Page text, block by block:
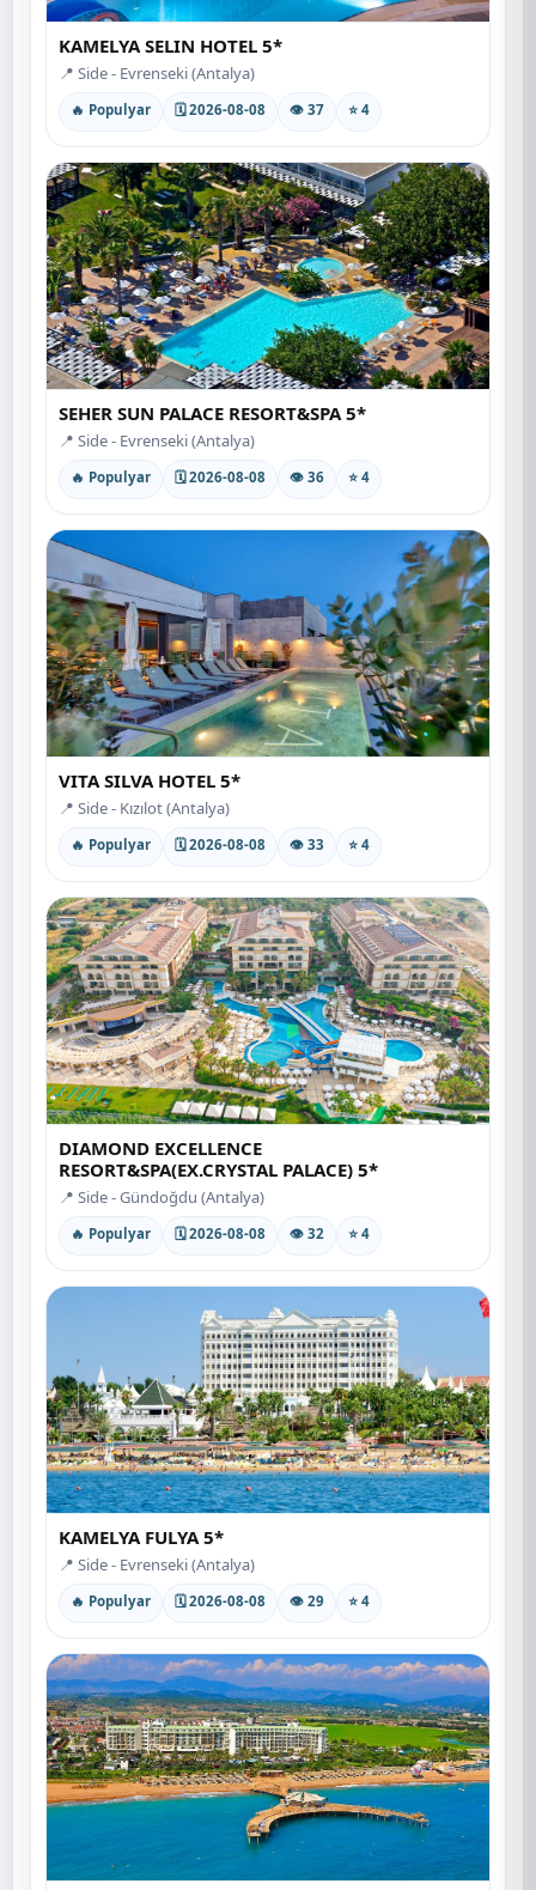
KAMELYA SELIN HOTEL 5*
📍 Side - Evrenseki (Antalya)
🔥 Populyar 🗓 2026-08-08 👁 37 ⭐ 4
SEHER SUN PALACE RESORT&SPA 5*
📍 Side - Evrenseki (Antalya)
🔥 Populyar 🗓 2026-08-08 👁 36 ⭐ 4
VITA SILVA HOTEL 5*
📍 Side - Kızılot (Antalya)
🔥 Populyar 🗓 2026-08-08 👁 33 ⭐ 4
DIAMOND EXCELLENCE
RESORT&SPA(EX.CRYSTAL PALACE) 5*
📍 Side - Gündoğdu (Antalya)
🔥 Populyar 🗓 2026-08-08 👁 32 ⭐ 4
KAMELYA FULYA 5*
📍 Side - Evrenseki (Antalya)
🔥 Populyar 🗓 2026-08-08 👁 29 ⭐ 4